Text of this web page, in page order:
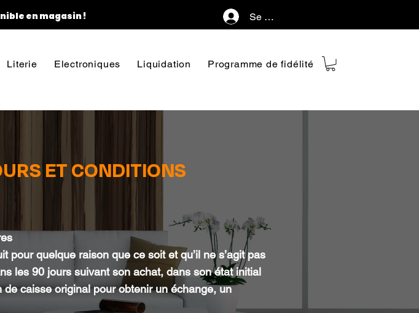
en magasin ! Se connecter
Literie Electroniques Liquidation Programme de fidélité
ET CONDITIONS
pour quelque raison que ce soit et qu’il ne s’agit pas
les 90 jours suivant son achat, dans son état initial
caisse original pour obtenir un échange, un